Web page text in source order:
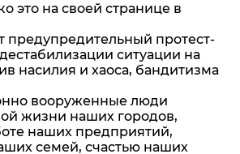
это на своей странице в
предупредительный протест-
ситуации на
насилия и хаоса, бандитизма
вооруженные люди
жизни наших городов,
наших предприятий,
семей, счастью наших